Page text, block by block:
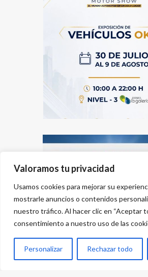
Valoramos tu privacidad
Usamos cookies para mejorar su
mostrarle anuncios o contenidos
nuestro tráfico. Al hacer clic en “Aceptar
consentimiento a nuestro uso de las
Personalizar Rechazar todo